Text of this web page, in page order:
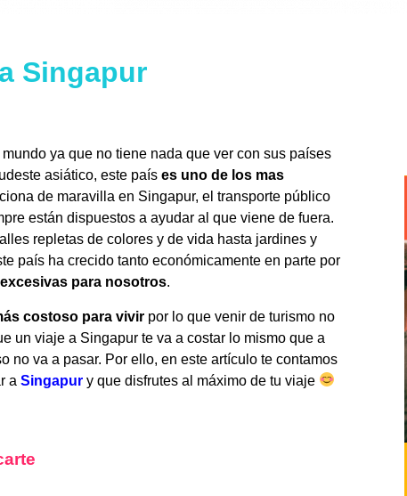
Singapur
ya que no tiene nada que ver con sus países
asiático, este país es uno de los mas
de maravilla en Singapur, el transporte público
están dispuestos a ayudar al que viene de fuera.
repletas de colores y de vida hasta jardines y
país ha crecido tanto económicamente en parte por
para nosotros.
costoso para vivir por lo que venir de turismo no
un viaje a Singapur te va a costar lo mismo que a
no va a pasar. Por ello, en este artículo te contamos
a Singapur y que disfrutes al máximo de tu viaje